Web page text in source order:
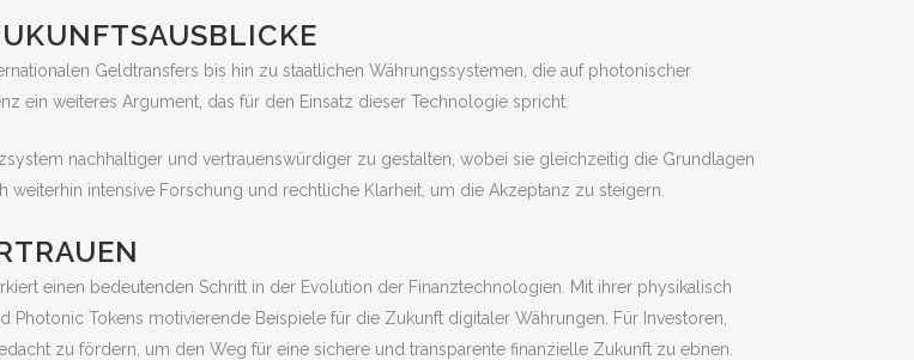
Geldtransfers bis hin zu staatlichen Währungssystemen, die auf photonischer
ein weiteres Argument, das für den Einsatz dieser Technologie spricht.
nachhaltiger und vertrauenswürdiger zu gestalten, wobei sie gleichzeitig die Grundlagen
intensive Forschung und rechtliche Klarheit, um die Akzeptanz zu steigern.
einen bedeutenden Schritt in der Evolution der Finanztechnologien. Mit ihrer physikalisch
Tokens motivierende Beispiele für die Zukunft digitaler Währungen. Für Investoren,
zu fördern, um den Weg für eine sichere und transparente finanzielle Zukunft zu ebnen.